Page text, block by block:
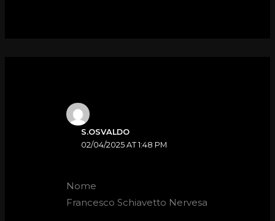
S.OSVALDO
02/04/2025 AT 1:48 PM
Nome
Francesco Schiavetto Nervesa